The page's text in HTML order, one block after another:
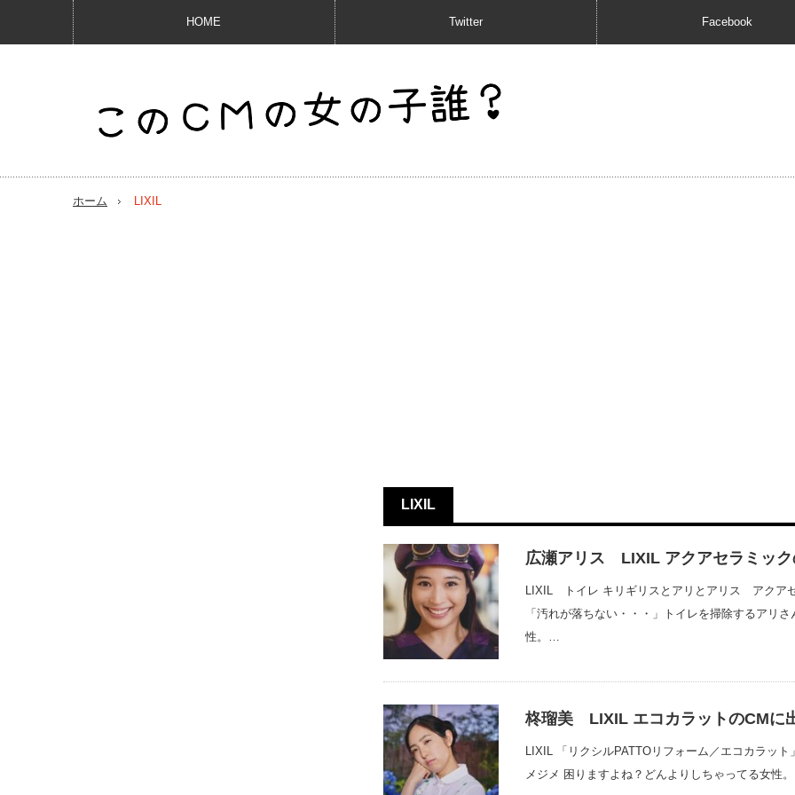
HOME Twitter Facebook
ホーム LIXIL
LIXIL
広瀬アリス LIXIL アクアセラミック
LIXIL トイレ キリギリスとアリとアリス アクア
「汚れが落ちない・・・」トイレを掃除するアリ
性。…
柊瑠美 LIXIL エコカラットのCMに
LIXIL 「リクシルPATTOリフォーム／エコカラッ
メジメ 困りますよね？どんよりしちゃってる女性